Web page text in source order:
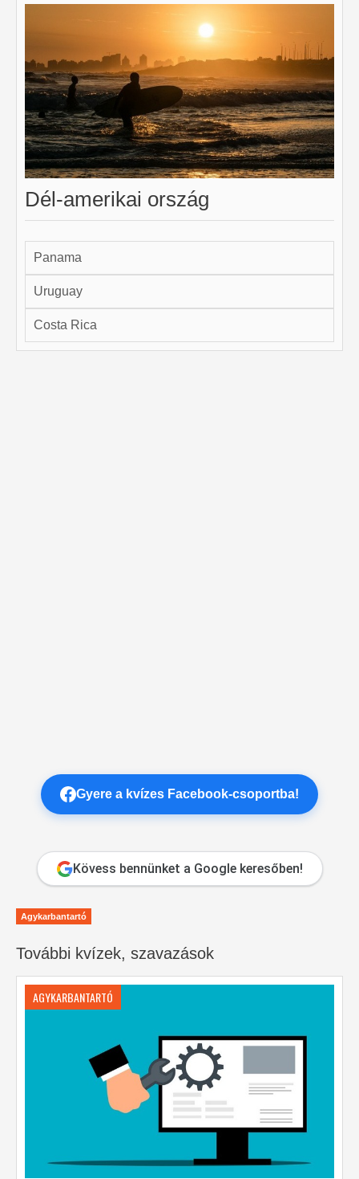
Dél-amerikai ország
Panama
Uruguay
Costa Rica
Gyere a kvízes Facebook-csoportba!
Kövess bennünket a Google keresőben!
Agykarbantartó
További kvízek, szavazások
AGYKARBANTARTÓ